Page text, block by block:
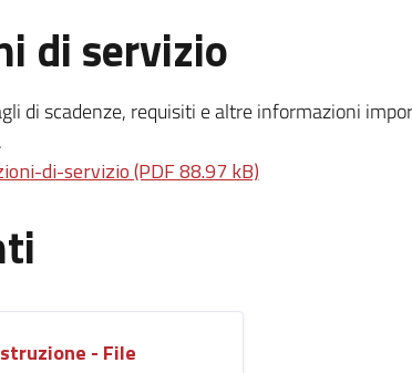
di servizio
di scadenze, requisiti e altre informazioni
di-servizio (PDF 88.97 kB)
- File